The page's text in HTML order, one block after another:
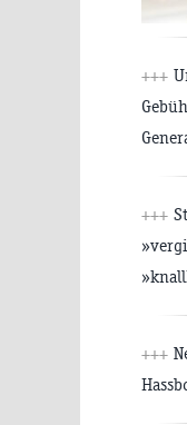
+++
+++
+++